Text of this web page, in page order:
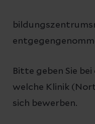
Bitte geben Sie
welche Klinik
sich bewerben.